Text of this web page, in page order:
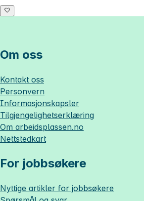
Om oss
Kontakt oss
Personvern
Informasjonskapsler
Tilgjengelighetserklæring
Om arbeidsplassen.no
Nettstedkart
For jobbsøkere
Nyttige artikler for jobbsøkere